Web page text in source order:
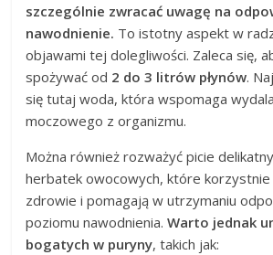
szczególnie zwracać uwagę na
nawodnienie. To istotny aspekt w
objawami tej dolegliwości. Zaleca się,
spożywać od 2 do 3 litrów płynów.
się tutaj woda, która wspomaga
moczowego z organizmu.
Można również rozważyć picie
herbatek owocowych, które korzystnie
zdrowie i pomagają w utrzymaniu
poziomu nawodnienia.Warto jednak
bogatych w puryny, takich jak: